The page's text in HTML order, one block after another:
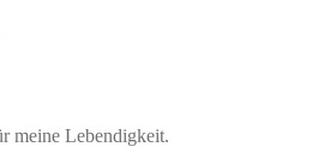
meine Lebendigkeit.